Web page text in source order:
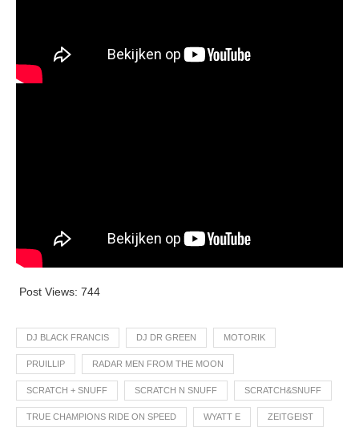
Post Views: 744
DJ BLACK FRANCIS DJ DR GREEN MOTORIK
PRUILLIP RADAR MEN FROM THE MOON
SCRATCH + SNUFF SCRATCH N SNUFF SCRATCH&SNUFF
TRUE CHAMPIONS RIDE ON SPEED WYATT E ZEITGEIST